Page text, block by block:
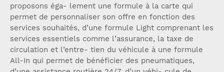
proposons éga- lement une formule à la carte qui
permet de personnaliser son offre en fonction des
services souhaités, d’une formule Light comprenant les
services essentiels comme l’assurance, la taxe de
circulation et l’entre- tien du véhicule à une formule
All-In qui permet de bénéficier des pneumatiques,